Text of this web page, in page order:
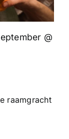
@
raamgracht